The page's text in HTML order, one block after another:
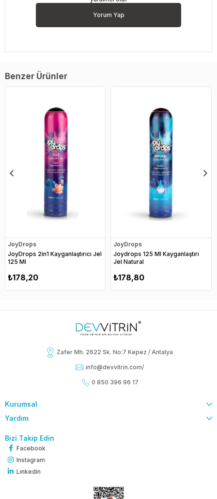
Yorum Yap
Benzer Ürünler
JoyDrops
JoyDrops 2in1 Kayganlaştırıcı Jel
125 Ml
₺178,20
JoyDrops
Joydrops 125 Ml Kayganlaştırı
Jel Natural
₺178,80
Zafer Mh. 2622 Sk. No:7 Kepez / Antalya
info@devvitrin.com/
0 850 396 96 17
Kurumsal
Yardım
Bizi Takip Edin
Facebook
Instagram
Linkedin